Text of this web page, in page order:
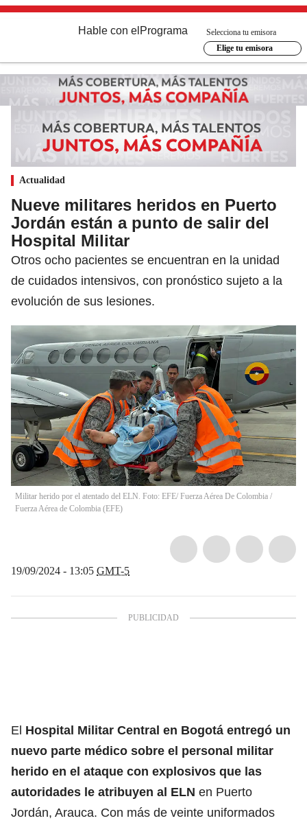
Hable con el Programa
Selecciona tu emisora
Elige tu emisora
Actualidad
Nueve militares heridos en Puerto
Jordán están a punto de salir del
Hospital Militar
Otros ocho pacientes se encuentran en la unidad
de cuidados intensivos, con pronóstico sujeto a la
evolución de sus lesiones.
Militar herido por el atentado del ELN. Foto: EFE/ Fuerza Aérea De Colombia /
Fuerza Aérea de Colombia (EFE)
19/09/2024 - 13:05 GMT-5
El Hospital Militar Central en Bogotá entregó un
nuevo parte médico sobre el personal militar
herido en el ataque con explosivos que las
autoridades le atribuyen al ELN en Puerto
Jordán, Arauca. Con más de veinte uniformados